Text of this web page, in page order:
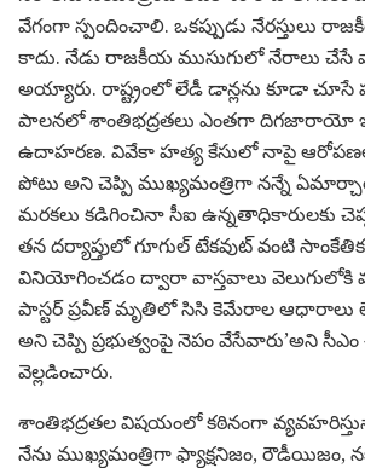
వేగంగా స్పందించాలి. ఒకప్పుడు నేరస్తులు
కాదు. నేడు రాజకీయ ముసుగులో నేరాలు చేసే
అయ్యారు. రాష్ట్రంలో లేడీ డాన్లను కూడా చూసే
పాలనలో శాంతిభద్రతలు ఎంతగా దిగజారాయో ఇది
ఉదాహరణ. వివేకా హత్య కేసులో నాపై
పోటు అని చెప్పి ముఖ్యమంత్రిగా నన్నే
మరకలు కడిగించినా సీఐ ఉన్నతాధికారులకు
తన దర్యాప్తులో గూగుల్ టేకవుట్ వంటి
వినియోగించడం ద్వారా వాస్తవాలు
పాస్టర్ ప్రవీణ్ మృతిలో సిసి కెమేరాల
అని చెప్పి ప్రభుత్వంపై నెపం వేసేవారు’అని
వెల్లడించారు.
శాంతిభద్రతల విషయంలో కఠినంగా
నేను ముఖ్యమంత్రిగా ఫ్యాక్షనిజం, రౌడీయిజం,